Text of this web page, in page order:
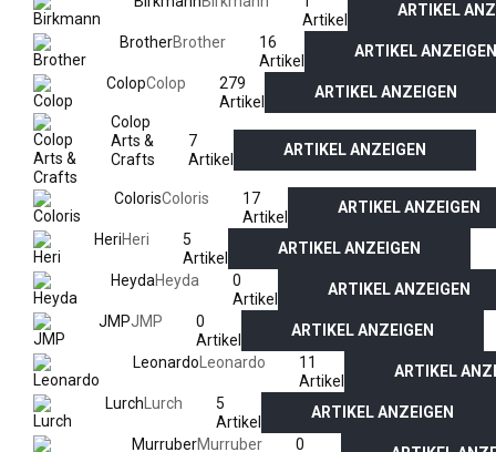
Artikel
ARTIKEL
BrotherBrother
16
Artikel
ARTIKEL ANZEIGEN
ColopColop
279
Artikel
ARTIKEL ANZEIGEN
Colop
Arts &
Crafts
7
Artikel
ARTIKEL ANZEIGEN
ColorisColoris
17
Artikel
ARTIKEL ANZEIGEN
HeriHeri
5
Artikel
ARTIKEL ANZEIGEN
HeydaHeyda
0
Artikel
ARTIKEL ANZEIGEN
JMPJMP
0
Artikel
ARTIKEL ANZEIGEN
Leonardo Leonardo
11
Artikel
ARTIKEL
Lurch Lurch
5
Artikel
ARTIKEL ANZEIGEN
MurruberMurruber
0